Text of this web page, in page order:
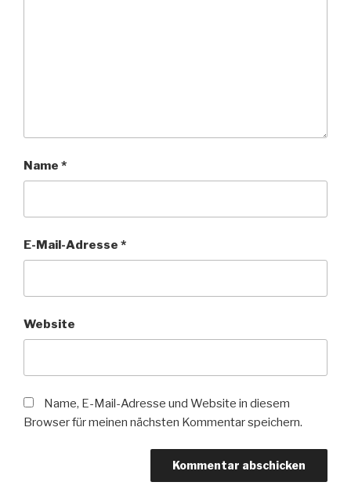
Name *
E-Mail-Adresse *
Website
Name, E-Mail-Adresse und Website in diesem
Browser für meinen nächsten Kommentar speichern.